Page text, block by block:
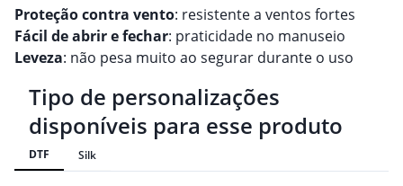
Proteção contra vento: resistente a ventos fortes
Fácil de abrir e fechar: praticidade no manuseio
Leveza: não pesa muito ao segurar durante o uso
Tipo de personalizações
disponíveis para esse produto
DTF Silk